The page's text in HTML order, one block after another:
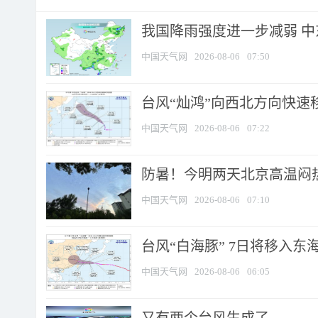
我国降雨强度进一步减弱
中国天气网 2026-08-06 07:50
台风“灿鸿”向西北方向快
中国天气网 2026-08-06 07:22
防暑！今明两天北京高温
中国天气网 2026-08-06 07:10
台风“白海豚” 7日将移入东
中国天气网 2026-08-06 06:05